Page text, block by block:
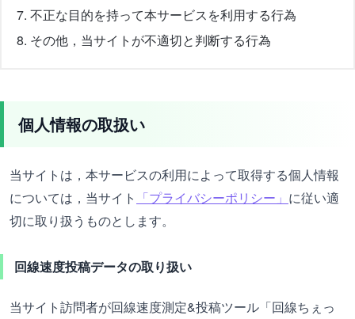
不正な目的を持って本サービスを利用する行為
その他，当サイトが不適切と判断する行為
個人情報の取扱い
当サイトは，本サービスの利用によって取得する個人情報
については，当サイト 「プライバシーポリシー」 に従い適
切に取り扱うものとします。
回線速度投稿データの取り扱い
当サイト訪問者が回線速度測定&投稿ツール「回線ちぇっ